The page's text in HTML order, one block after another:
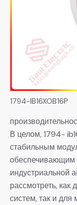
1794-IB16XOB16P
В целом, 1794-
стабильным
индустриальной
рассмотреть,
систем, так и